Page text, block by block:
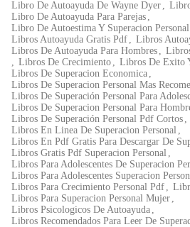
Libro De Autoayuda De Wayne Dyer ,
Libro De Autoayuda Para Parejas ,
Libro De Autoestima Y Superacion
Libros Autoayuda Gratis Pdf , Libros
Libros De Autoayuda Para Hombres ,
, Libros De Crecimiento , Libros De Exito
Libros De Superacion Economica ,
Libros De Superacion Personal Mas
Libros De Superación Personal Para
Libros De Superacion Personal Para
Libros De Superación Personal Pdf Cortos ,
Libros En Linea De Superacion Personal ,
Libros En Pdf Gratis Para Descargar De
Libros Gratis Pdf Superacion Personal ,
Libros Para Adolescentes De Superacion
Libros Para Adolescentes Superacion
Libros Para Crecimiento Personal Pdf ,
Libros Para Superacion Personal Mujer ,
Libros Psicologicos De Autoayuda ,
Libros Recomendados Para Leer De